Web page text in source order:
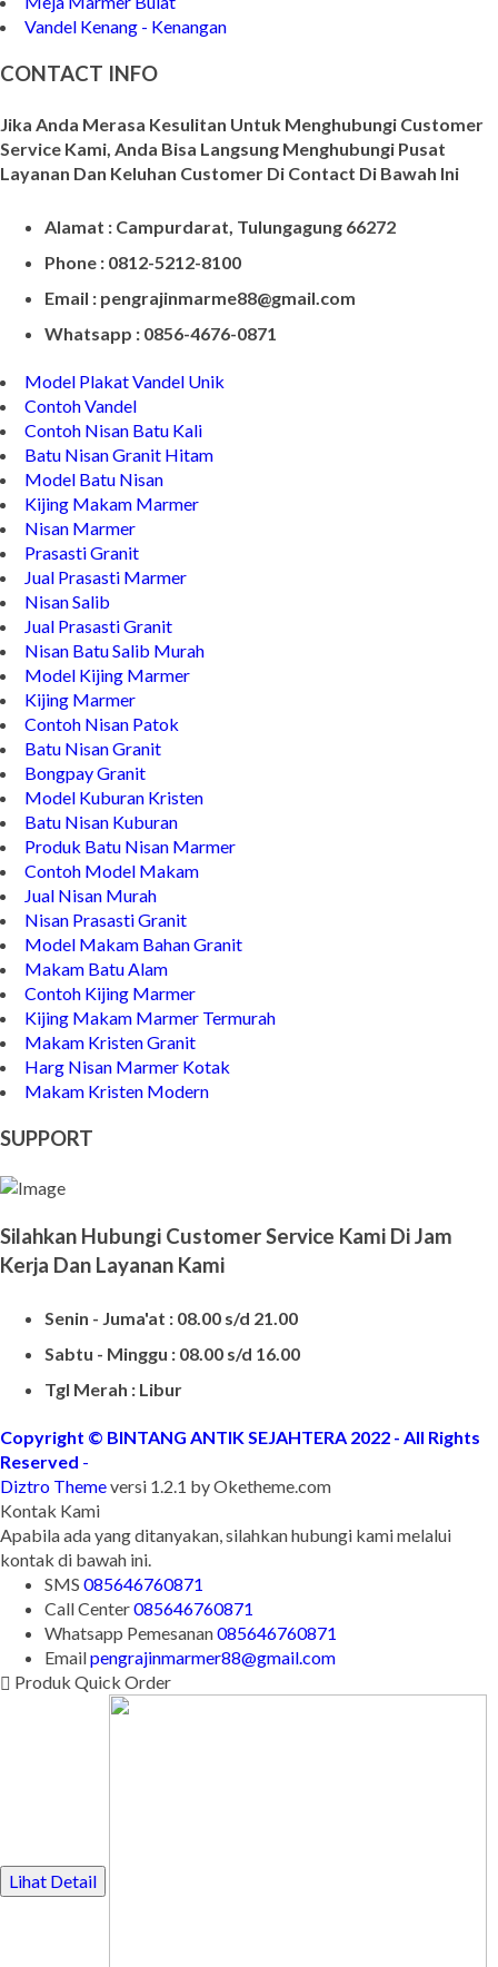
Model Meja Marmer
Meja Marmer Bulat
Vandel Kenang - Kenangan
Jika Anda Merasa Kesulitan Untuk Menghubungi Customer
Service Kami, Anda Bisa Langsung Menghubungi Pusat
Alamat : Campurdarat, Tulungagung 66272
Phone : 0812-5212-8100
Email : pengrajinmarme88@gmail.com
Model Plakat Vandel Unik
Contoh Vandel
Contoh Nisan Batu Kali
Batu Nisan Granit Hitam
Model Batu Nisan
Kijing Makam Marmer
Nisan Marmer
Prasasti Granit
Jual Prasasti Marmer
Nisan Salib
Jual Prasasti Granit
Nisan Batu Salib Murah
Model Kijing Marmer
Kijing Marmer
Contoh Nisan Patok
Batu Nisan Granit
Bongpay Granit
Model Kuburan Kristen
Batu Nisan Kuburan
Produk Batu Nisan Marmer
Contoh Model Makam
Jual Nisan Murah
Nisan Prasasti Granit
Model Makam Bahan Granit
Makam Batu Alam
Contoh Kijing Marmer
Kijing Makam Marmer Termurah
Makam Kristen Granit
Harg Nisan Marmer Kotak
Makam Kristen Modern
SUPPORT
Silahkan Hubungi Customer Service Kami Di Jam
Senin - Juma'at : 08.00 s/d 21.00
Sabtu - Minggu : 08.00 s/d 16.00
Copyright © BINTANG ANTIK SEJAHTERA 2022 - All Rights
Reserved-
Diztro Theme
Kontak Kami
Apabila ada yang ditanyakan, silahkan hubungi kami melalui
kontak di bawah ini.
SMS085646760871
Call Center 085646760871
WhatsappPemesanan085646760871
Emailpengrajinmarmer88@gmail.com
Produk Quick Order